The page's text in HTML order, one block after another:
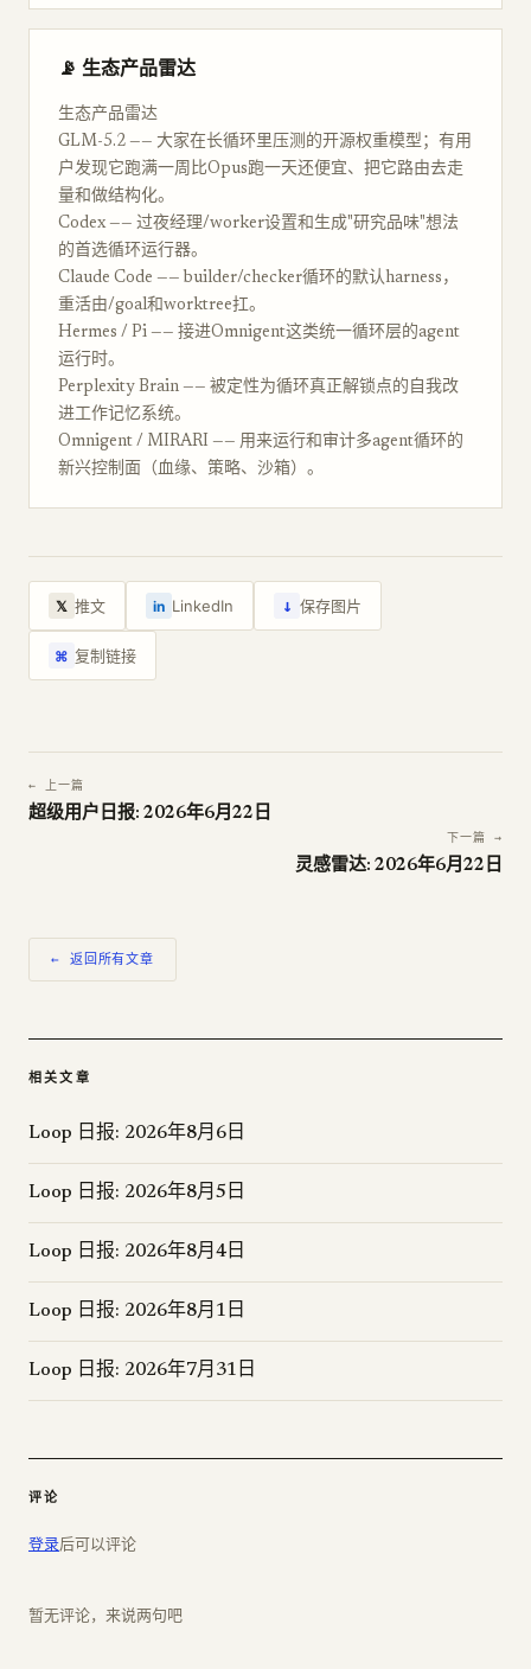
📡 生态产品雷达
生态产品雷达
GLM-5.2 —— 大家在长循环里压测的开源权重模型；有用
户发现它跑满一周比Opus跑一天还便宜、把它路由去走
量和做结构化。
Codex —— 过夜经理/worker设置和生成"研究品味"想法
的首选循环运行器。
Claude Code —— builder/checker循环的默认harness，
重活由/goal和worktree扛。
Hermes / Pi —— 接进Omnigent这类统一循环层的agent
运行时。
Perplexity Brain —— 被定性为循环真正解锁点的自我改
进工作记忆系统。
Omnigent / MIRARI —— 用来运行和审计多agent循环的
新兴控制面（血缘、策略、沙箱）。
𝕏 推文 in LinkedIn ↓ 保存图片
⌘ 复制链接
← 上一篇
超级用户日报: 2026年6月22日
下一篇 →
灵感雷达: 2026年6月22日
← 返回所有文章
相关文章
Loop 日报: 2026年8月6日
Loop 日报: 2026年8月5日
Loop 日报: 2026年8月4日
Loop 日报: 2026年8月1日
Loop 日报: 2026年7月31日
评论
登录后可以评论
暂无评论，来说两句吧